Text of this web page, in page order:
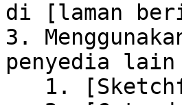
di [laman
3.
penyedia